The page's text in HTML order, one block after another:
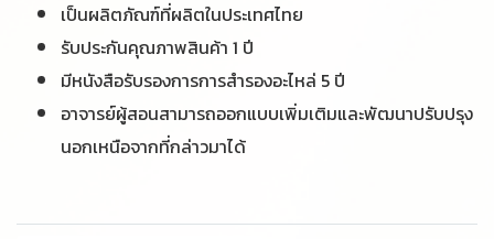
เป็นผลิตภัณฑ์ที่ผลิตในประเทศไทย
รับประกันคุณภาพสินค้า 1 ปี
มีหนังสือรับรองการการสำรองอะไหล่ 5 ปี
อาจารย์ผู้สอนสามารถออกแบบเพิ่มเติมและพัฒนาปรับปรุง
นอกเหนือจากที่กล่าวมาได้